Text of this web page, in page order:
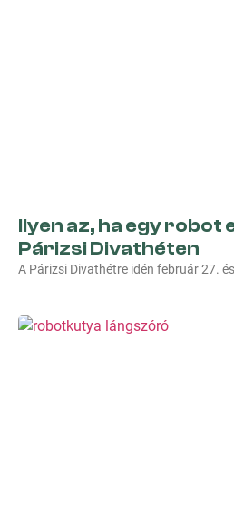
Ilyen az, ha egy robot
Párizsi Divathéten
A Párizsi Divathétre idén február 27.